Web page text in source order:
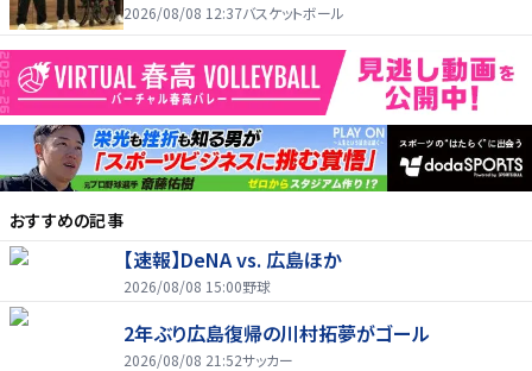
2026/08/08 12:37バスケットボール
おすすめの記事
【速報】DeNA vs. 広島ほか
2026/08/08 15:00野球
2年ぶり広島復帰の川村拓夢がゴール
2026/08/08 21:52サッカー